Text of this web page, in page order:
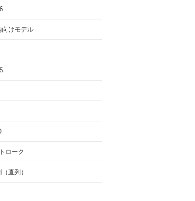
ンド
ハン
チェ
向けモデル
ローク
直列）